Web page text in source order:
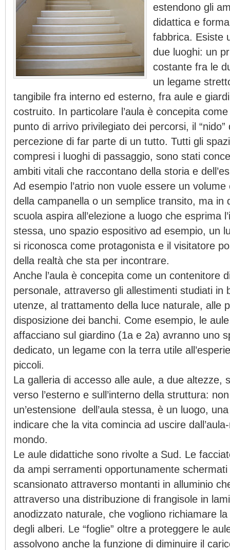
estendono gli
didattica e
fabbrica. Esiste
due luoghi: un
costante fra le
un legame
tangibile fra interno ed esterno, fra aule e
costruito. In particolare l’aula è concepita
punto di arrivo privilegiato dei percorsi, il
percezione di far parte di un tutto. Tutti gli
compresi i luoghi di passaggio, sono stati
ambiti vitali che raccontano della storia e
Ad esempio l’atrio non vuole essere un
della campanella o un semplice transito, ma in
scuola aspira all’elezione a luogo che esprima
stessa, uno spazio espositivo ad esempio, un
si riconosca come protagonista e il visitatore
della realtà che sta per incontrare.
Anche l’aula è concepita come un contenitore
personale, attraverso gli allestimenti studiati in
utenze, al trattamento della luce naturale, alle
disposizione dei banchi. Come esempio, le
affacciano sul giardino (1a e 2a) avranno uno
dedicato, un legame con la terra utile
piccoli.
La galleria di accesso alle aule, a due altezze,
verso l’esterno e sull’interno della struttura:
un’estensione dell’aula stessa, è un luogo,
indicare che la vita comincia ad uscire
mondo.
Le aule didattiche sono rivolte a Sud. Le
da ampi serramenti opportunamente
scansionato attraverso montanti in alluminio
attraverso una distribuzione di frangisole in
anodizzato naturale, che vogliono richiamare
degli alberi. Le “foglie” oltre a proteggere le
assolvono anche la funzione di diminuire il